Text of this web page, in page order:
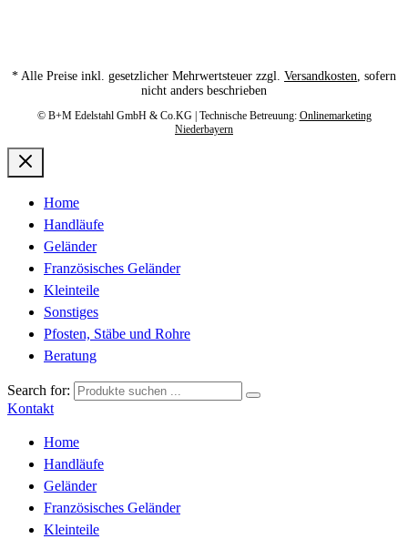
* Alle Preise inkl. gesetzlicher Mehrwertsteuer zzgl. Versandkosten, sofern
nicht anders beschrieben
© B+M Edelstahl GmbH & Co.KG | Technische Betreuung: Onlinemarketing
Niederbayern
Home
Handläufe
Geländer
Französisches Geländer
Kleinteile
Sonstiges
Pfosten, Stäbe und Rohre
Beratung
Search for:
Kontakt
Home
Handläufe
Geländer
Französisches Geländer
Kleinteile